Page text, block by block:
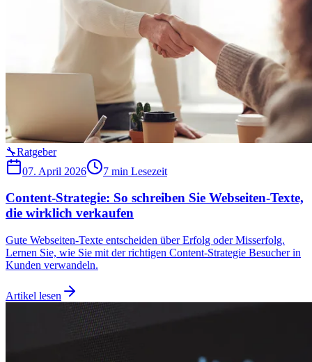
🔧Ratgeber
07. April 2026
7 min Lesezeit
Content-Strategie: So schreiben Sie Webseiten-Texte,
die wirklich verkaufen
Gute Webseiten-Texte entscheiden über Erfolg oder Misserfolg.
Lernen Sie, wie Sie mit der richtigen Content-Strategie Besucher in
Kunden verwandeln.
Artikel lesen